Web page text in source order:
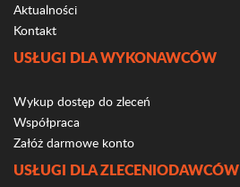
Aktualności
Kontakt
USŁUGI DLA WYKONAWCÓW
Wykup dostęp do zleceń
Współpraca
Załóż darmowe konto
USŁUGI DLA ZLECENIODAWCÓW